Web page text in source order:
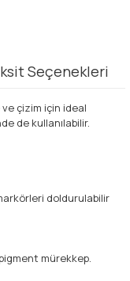
Seçenekleri
çizim için ideal
de kullanılabilir.
doldurulabilir
mürekkep.